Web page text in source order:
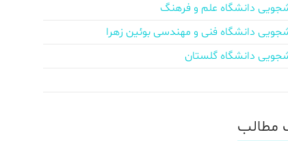
دانشگاه علم و فرهنگ
دانشگاه فنی و مهندسی بوئین زهرا
دانشگاه گلستان
مطالب